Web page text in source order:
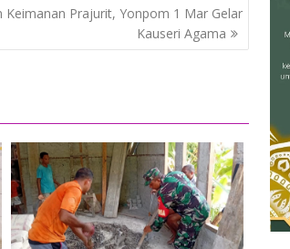
Keimanan Prajurit, Yonpom 1 Mar Gelar
Kauseri Agama